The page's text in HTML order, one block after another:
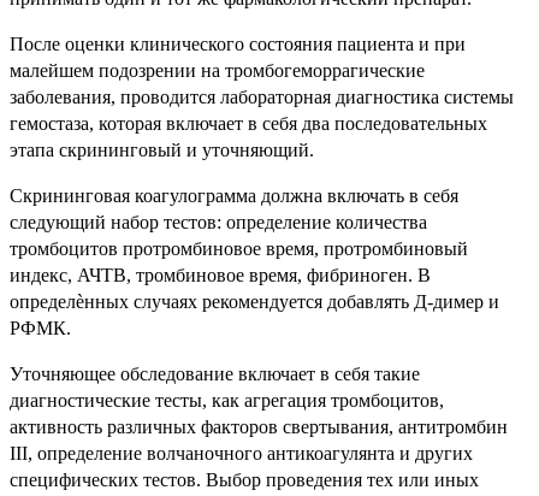
После оценки клинического состояния пациента и при
малейшем подозрении на тромбогеморрагические
заболевания, проводится лабораторная диагностика системы
гемостаза, которая включает в себя два последовательных
этапа скрининговый и уточняющий.
Скрининговая коагулограмма должна включать в себя
следующий набор тестов: определение количества
тромбоцитов протромбиновое время, протромбиновый
индекс, АЧТВ, тромбиновое время, фибриноген. В
определѐнных случаях рекомендуется добавлять Д-димер и
РФМК.
Уточняющее обследование включает в себя такие
диагностические тесты, как агрегация тромбоцитов,
активность различных факторов свертывания, антитромбин
III, определение волчаночного антикоагулянта и других
специфических тестов. Выбор проведения тех или иных